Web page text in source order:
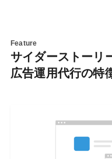
Feature
サイダーストーリ
広告運用代行の特